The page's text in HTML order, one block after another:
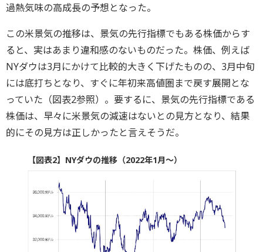
過熱気味の高成長の予想となった。
この米景気の推移は、景気の先行指標でもある株価からす
ると、実はあまり違和感のないものだった。株価、例えば
NYダウは3月にかけて比較的大きく下げたものの、3月中旬
には底打ちとなり、すぐに年初来高値圏まで戻す展開とな
っていた（図表2参照）。要するに、景気の先行指標である
株価は、早々に米景気の減速はないとの見方となり、結果
的にその見方は正しかったと言えそうだ。
【図表2】NYダウの推移（2022年1月～）